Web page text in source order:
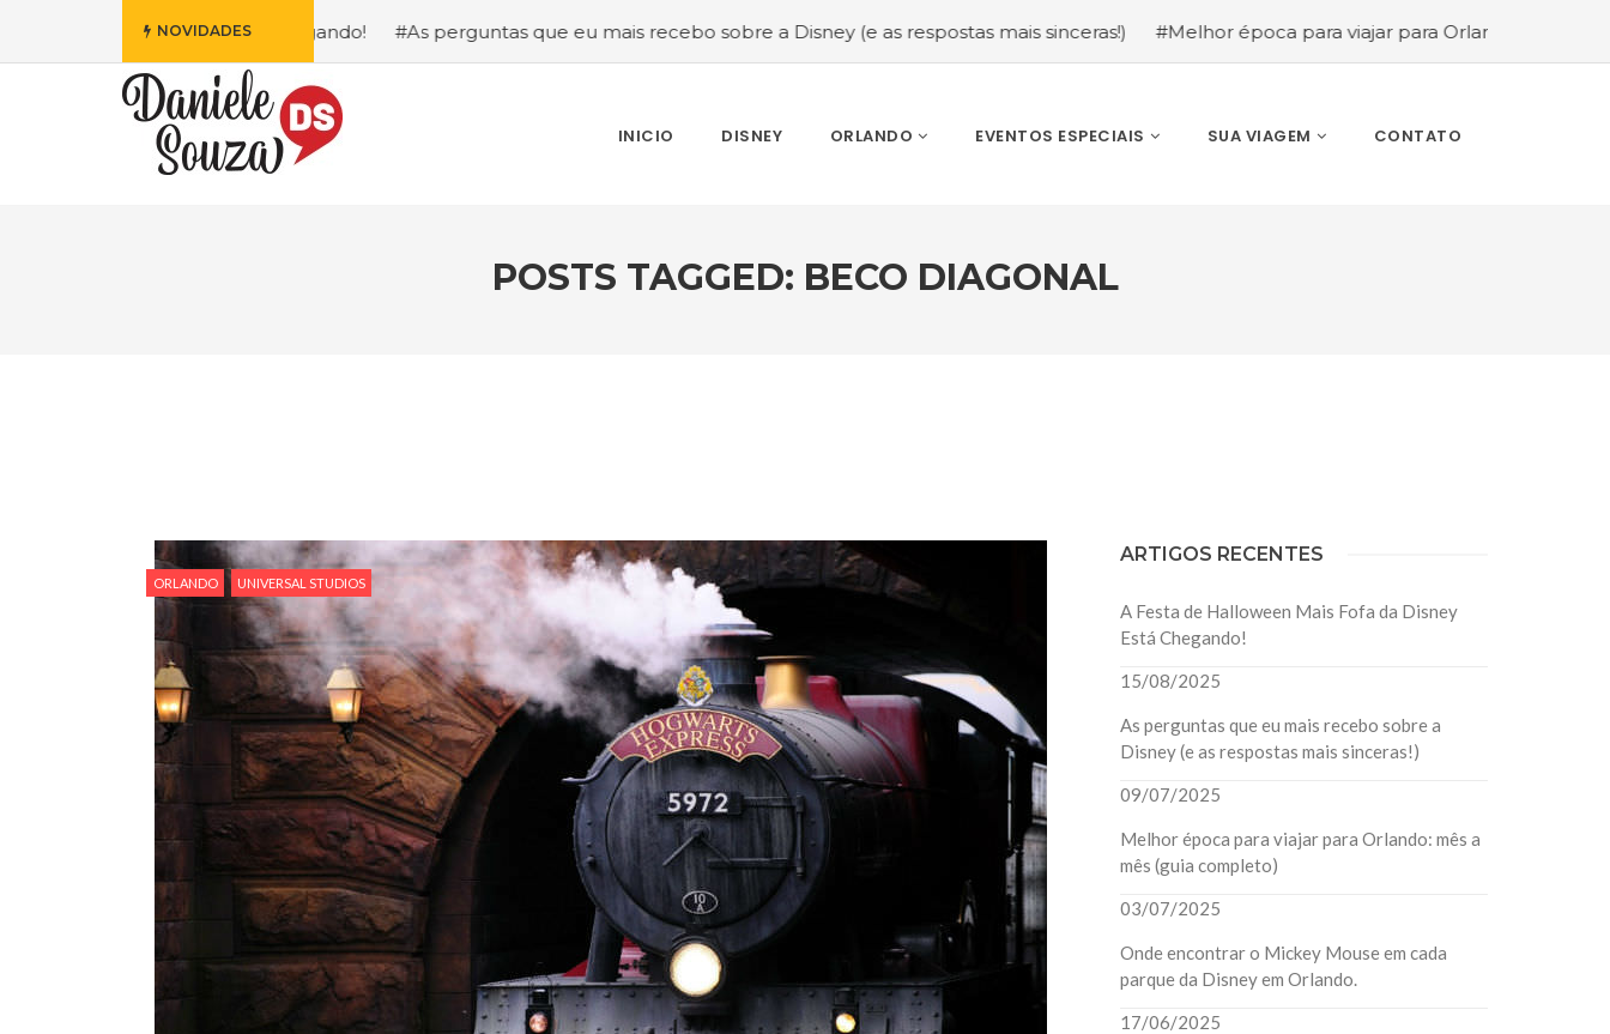
NOVIDADES
Está Chegando! #As perguntas que eu mais recebo sobre a Disney (e as respostas mais sinceras!) #Melhor época para viajar para Orlando: mês a mês (guia
INICIO DISNEY ORLANDO EVENTOS ESPECIAIS SUA VIAGEM CONTATO
POSTS TAGGED: BECO DIAGONAL
ORLANDO UNIVERSAL STUDIOS
ARTIGOS RECENTES
A Festa de Halloween Mais Fofa da Disney
Está Chegando!
15/08/2025
As perguntas que eu mais recebo sobre a
Disney (e as respostas mais sinceras!)
09/07/2025
Melhor época para viajar para Orlando: mês a
mês (guia completo)
03/07/2025
Onde encontrar o Mickey Mouse em cada
parque da Disney em Orlando.
17/06/2025